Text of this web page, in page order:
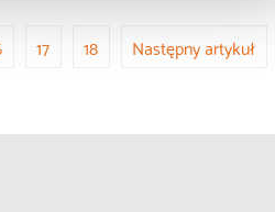
17 18 Następny artykuł